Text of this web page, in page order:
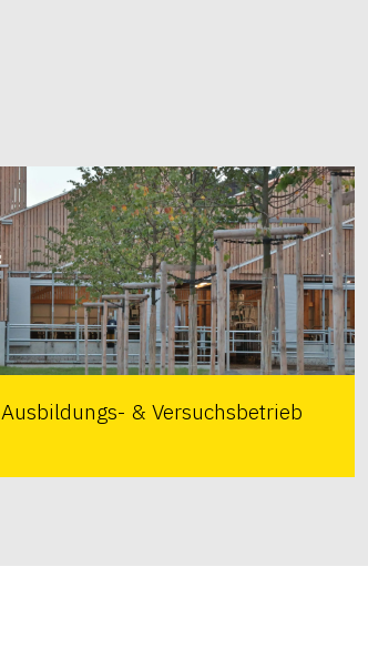
Ausbildungs- & Versuchsbetrieb